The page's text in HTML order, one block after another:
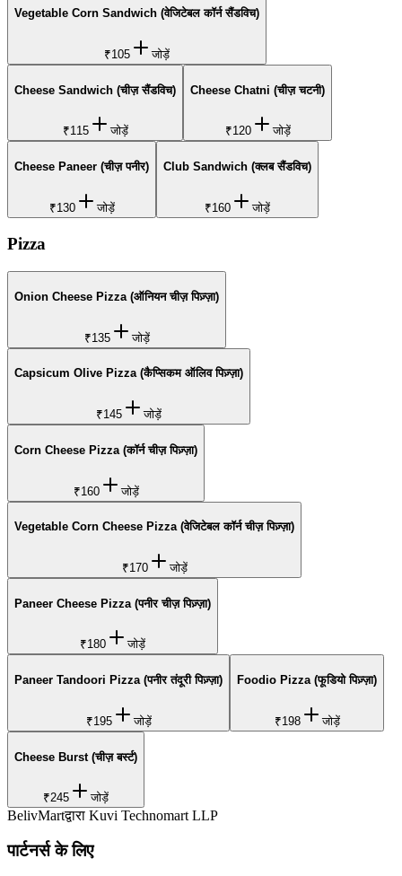
Vegetable Corn Sandwich (वेजिटेबल कॉर्न सैंडविच)
₹105 जोड़ें
Cheese Sandwich (चीज़ सैंडविच)
₹115 जोड़ें
Cheese Chatni (चीज़ चटनी)
₹120 जोड़ें
Cheese Paneer (चीज़ पनीर)
₹130 जोड़ें
Club Sandwich (क्लब सैंडविच)
₹160 जोड़ें
Pizza
Onion Cheese Pizza (ऑनियन चीज़ पिज़्ज़ा)
₹135 जोड़ें
Capsicum Olive Pizza (कैप्सिकम ऑलिव पिज़्ज़ा)
₹145 जोड़ें
Corn Cheese Pizza (कॉर्न चीज़ पिज़्ज़ा)
₹160 जोड़ें
Vegetable Corn Cheese Pizza (वेजिटेबल कॉर्न चीज़ पिज़्ज़ा)
₹170 जोड़ें
Paneer Cheese Pizza (पनीर चीज़ पिज़्ज़ा)
₹180 जोड़ें
Paneer Tandoori Pizza (पनीर तंदूरी पिज़्ज़ा)
₹195 जोड़ें
Foodio Pizza (फूडियो पिज़्ज़ा)
₹198 जोड़ें
Cheese Burst (चीज़ बर्स्ट)
₹245 जोड़ें
BelivMartद्वारा Kuvi Technomart LLP
पार्टनर्स के लिए